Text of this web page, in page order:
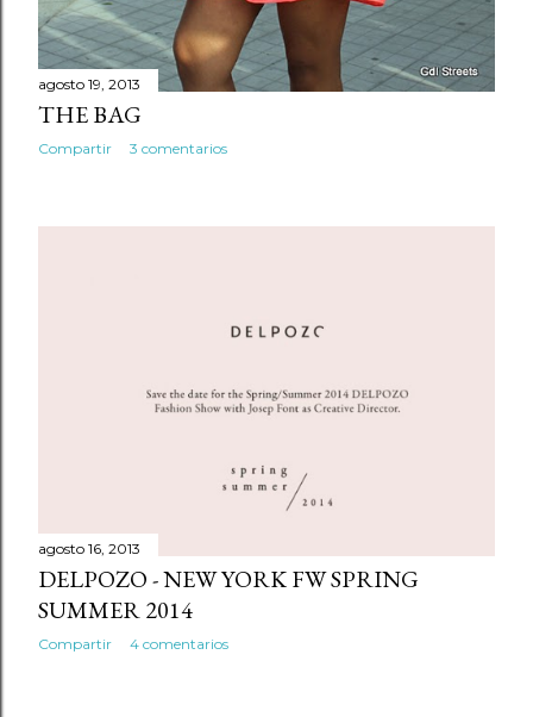
agosto 19, 2013
THE BAG
Compartir 3 comentarios
agosto 16, 2013
DELPOZO - NEW YORK FW SPRING
SUMMER 2014
Compartir 4 comentarios